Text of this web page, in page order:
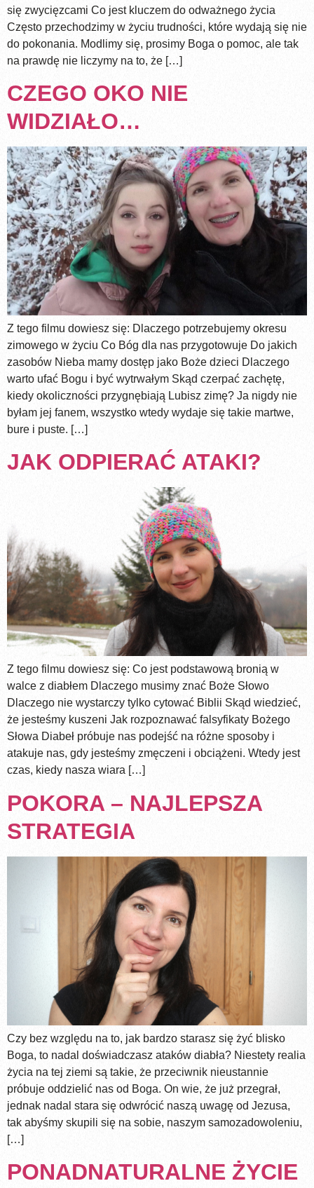
się zwycięzcami Co jest kluczem do odważnego życia
Często przechodzimy w życiu trudności, które wydają się nie
do pokonania. Modlimy się, prosimy Boga o pomoc, ale tak
na prawdę nie liczymy na to, że […]
CZEGO OKO NIE
WIDZIAŁO…
Z tego filmu dowiesz się: Dlaczego potrzebujemy okresu
zimowego w życiu Co Bóg dla nas przygotowuje Do jakich
zasobów Nieba mamy dostęp jako Boże dzieci Dlaczego
warto ufać Bogu i być wytrwałym Skąd czerpać zachętę,
kiedy okoliczności przygnębiają Lubisz zimę? Ja nigdy nie
byłam jej fanem, wszystko wtedy wydaje się takie martwe,
bure i puste. […]
JAK ODPIERAĆ ATAKI?
Z tego filmu dowiesz się: Co jest podstawową bronią w
walce z diabłem Dlaczego musimy znać Boże Słowo
Dlaczego nie wystarczy tylko cytować Biblii Skąd wiedzieć,
że jesteśmy kuszeni Jak rozpoznawać falsyfikaty Bożego
Słowa Diabeł próbuje nas podejść na różne sposoby i
atakuje nas, gdy jesteśmy zmęczeni i obciążeni. Wtedy jest
czas, kiedy nasza wiara […]
POKORA – NAJLEPSZA
STRATEGIA
Czy bez względu na to, jak bardzo starasz się żyć blisko
Boga, to nadal doświadczasz ataków diabła? Niestety realia
życia na tej ziemi są takie, że przeciwnik nieustannie
próbuje oddzielić nas od Boga. On wie, że już przegrał,
jednak nadal stara się odwrócić naszą uwagę od Jezusa,
tak abyśmy skupili się na sobie, naszym samozadowoleniu,
[…]
PONADNATURALNE ŻYCIE